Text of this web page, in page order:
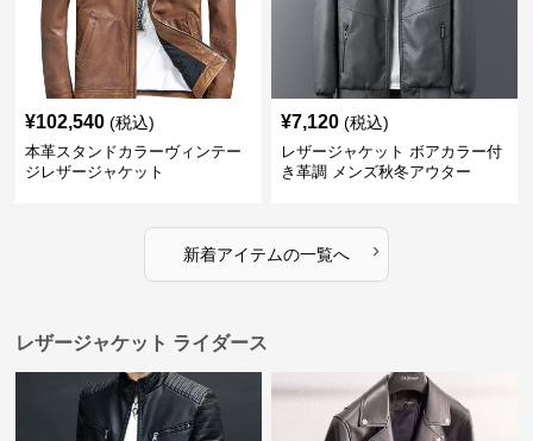
¥102,540 (税込)
本革スタンドカラーヴィンテー
ジレザージャケット
¥7,120 (税込)
レザージャケット ボアカラー付
き革調 メンズ秋冬アウター
新着アイテムの一覧へ ›
レザージャケット ライダース